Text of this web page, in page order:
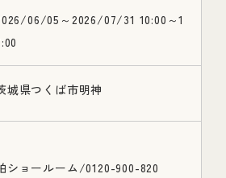
06/05～2026/07/31 10:00～1
城県つくば市明神
ショールーム/0120-900-820